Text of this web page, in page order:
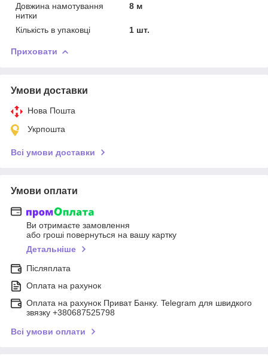
Довжина намотування
нитки
8 м
Кількість в упаковці 1 шт.
Приховати
Умови доставки
Нова Пошта
Укрпошта
Всі умови доставки
Умови оплати
Ви отримаєте замовлення
або гроші повернуться на вашу картку
Детальніше
Післяплата
Оплата на рахунок
Оплата на рахунок Приват Банку. Telegram для швидкого
звязку +380687525798
Всі умови оплати